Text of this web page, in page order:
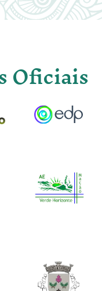
Oficiais
Image
Image